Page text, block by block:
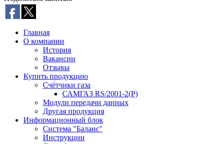
Главная
О компании
История
Вакансии
Отзывы
Купить продукцию
Счётчики газа
САМГАЗ RS/2001-2(Р)
Модули передачи данных
Другая продукция
Информационный блок
Система "Баланс"
Инструкции